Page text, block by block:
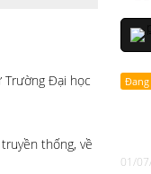
Trường Đại học
thống, về
Đang
01/